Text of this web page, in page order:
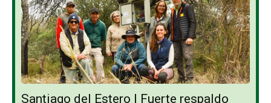
Santiago del Estero | Fuerte respaldo